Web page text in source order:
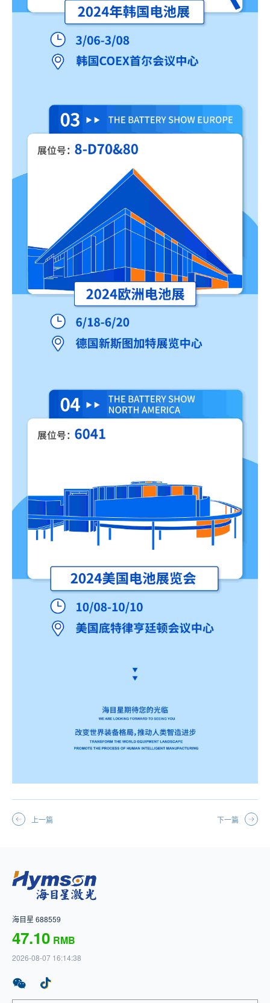
上一篇 下一篇
海目星 688559
47.10 RMB
2026-08-07 16:14:38